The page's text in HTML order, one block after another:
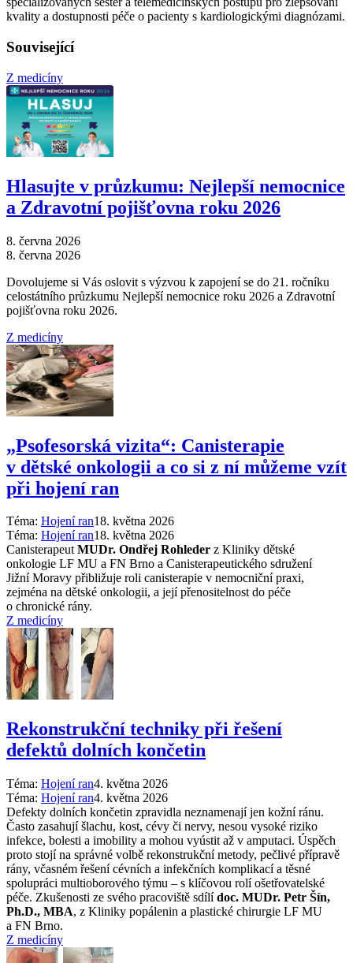
kvality a dostupnosti péče o pacienty s kardiologickými diagnózami.
Související
Z medicíny
Hlasujte v průzkumu: Nejlepší nemocnice
a Zdravotní pojišťovna roku 2026
8. června 2026
8. června 2026
Dovolujeme si Vás oslovit s výzvou k zapojení se do 21. ročníku
celostátního průzkumu Nejlepší nemocnice roku 2026 a Zdravotní
pojišťovna roku 2026.
Z medicíny
„Psofesorská vizita“: Canisterapie
v dětské onkologii a co si z ní můžeme vzít
při hojení ran
Téma: Hojení ran18. května 2026
Téma: Hojení ran18. května 2026
CanisterapeutMUDr. Ondřej Rohleder z Kliniky dětské
onkologie LF MU a FN Brno a Canisterapeutického sdružení
Jižní Moravy přibližuje roli canisterapie v nemocniční praxi,
zejména na dětské onkologii, a její přenositelnost do péče
o chronické rány.
Z medicíny
Rekonstrukční techniky při řešení
defektů dolních končetin
Téma: Hojení ran4. května 2026
Téma: Hojení ran4. května 2026
Defekty dolních končetin zpravidla neznamenají jen kožní ránu.
Často zasahují šlachu, kost, cévy či nervy, nesou vysoké riziko
infekce, bolesti a imobility a mohou vyústit až v amputaci. Úspěch
proto stojí na správné volbě rekonstrukční metody, pečlivé přípravě
rány, včasném řešení cévních a infekčních komplikací a těsné
spolupráci multioborového týmu –⁠ s klíčovou rolí ošetřovatelské
péče. Zkušenosti ze svého pracoviště sdílídoc. MUDr. Petr Šín,
Ph.D., MBA, z Kliniky popálenin a plastické chirurgie LF MU
a FN Brno.
Z medicíny